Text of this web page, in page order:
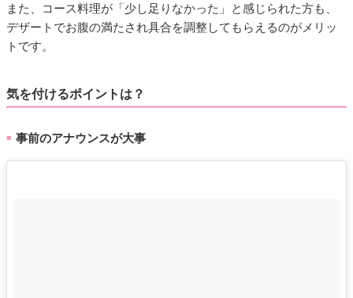
また、コース料理が「少し足りなかった」と感じられた方も、
デザートでお腹の満たされ具合を調整してもらえるのがメリッ
トです。
気を付けるポイントは？
■ 事前のアナウンスが大事